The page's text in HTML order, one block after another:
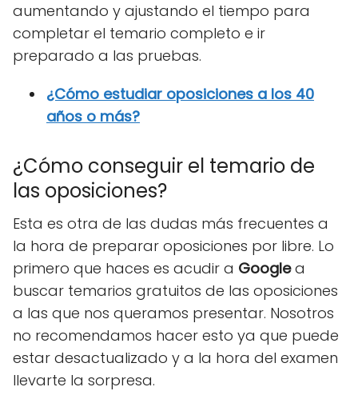
aumentando y ajustando el tiempo para
completar el temario completo e ir
preparado a las pruebas.
¿Cómo estudiar oposiciones a los 40
años o más?
¿Cómo conseguir el temario de
las oposiciones?
Esta es otra de las dudas más frecuentes a
la hora de preparar oposiciones por libre. Lo
primero que haces es acudir a Googlea
buscar temarios gratuitos de las oposiciones
a las que nos queramos presentar. Nosotros
no recomendamos hacer esto ya que puede
estar desactualizado y a la hora del examen
llevarte la sorpresa.